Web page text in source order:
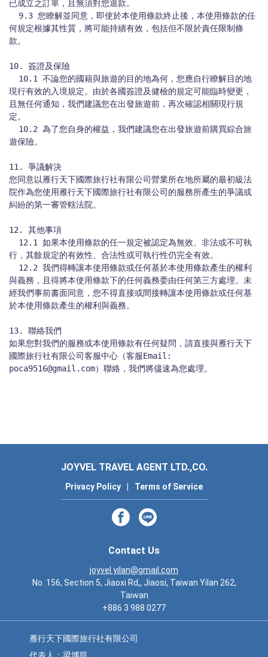
已成立之訂單，且無須對您退款。
何規定根據其性質，將可能持續有效，包括但不限於責任限制條
款。
10. 簽證及保險
現行有效的入境規定。由於各國簽證及健檢的規定可能臨時變更，
且無任何通知，我們建議您在出發旅遊前，再次確認相關現行規
定。
遊保險。
11. 爭議解決
您同意以雁行天下國際旅行社有限公司營業所在地所屬的最初級法
院作為您使用雁行天下國際旅行社有限公司的服務所產生的爭議或
糾紛的第一審管轄法院。
12. 其他事項
行，其餘規定的有效性、合法性或可執行性仍完全有效。
與義務，且得將本使用條款下的任何義務委由任何第三方處理。未
經我們事前書面同意，您不得直接或間接轉讓本使用條款或任何基
於本使用條款產生的權利與義務。
13. 聯絡我們
如果您對我們的服務或本使用條款有任何疑問，請直接與雁行天下
國際旅行社有限公司客服中心（客服Email:
poca9516@gmail.com）聯絡，我們將儘速為您處理。
JOYVEL TRAVEL AGENT LTD.,CO.
Privacy Policy Terms of Service
Contact Us
joyvel.yilan@gmail.com
No. 156, Section 5, Jiaoxi Rd,, Jiaosi, Taiwan Yilan 262,
Taiwan
+886 3 988 0277
雁行天下國際旅行社有限公司